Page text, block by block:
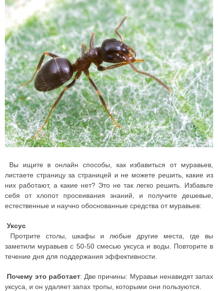
Вы ищите в онлайн способы, как избавиться от муравьев,
листаете страницу за страницей и не можете решить, какие из
них работают, а какие нет? Это не так легко решить. Избавьте
себя от хлопот просеивания знаний, и получите дешевые,
естественные и научно обоснованные средства от муравьев:
Уксус
Протрите столы, шкафы и любые другие места, где вы
заметили муравьев с 50-50 смесью уксуса и воды. Повторите в
течение дня для поддержания эффективности.
Почему это работает: Две причины: Муравьи ненавидят запах
уксуса, и он удаляет запах тропы, которыми они пользуются.